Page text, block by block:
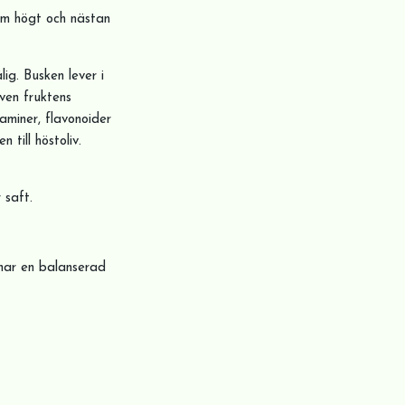
högt och nästan
Busken lever i
fruktens
flavonoider
till höstoliv.
saft.
en balanserad